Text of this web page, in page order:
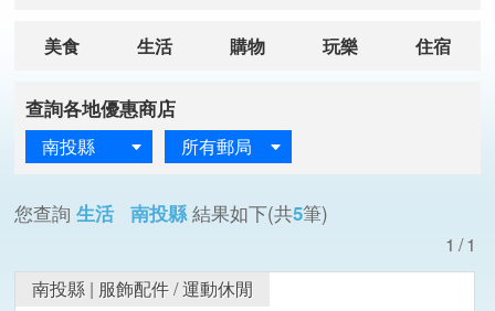
美食 生活 購物 玩樂 住宿
查詢各地優惠商店
南投縣 所有郵局
您查詢 生活 南投縣 結果如下(共5筆)
1/1
南投縣 | 服飾配件/運動休閒